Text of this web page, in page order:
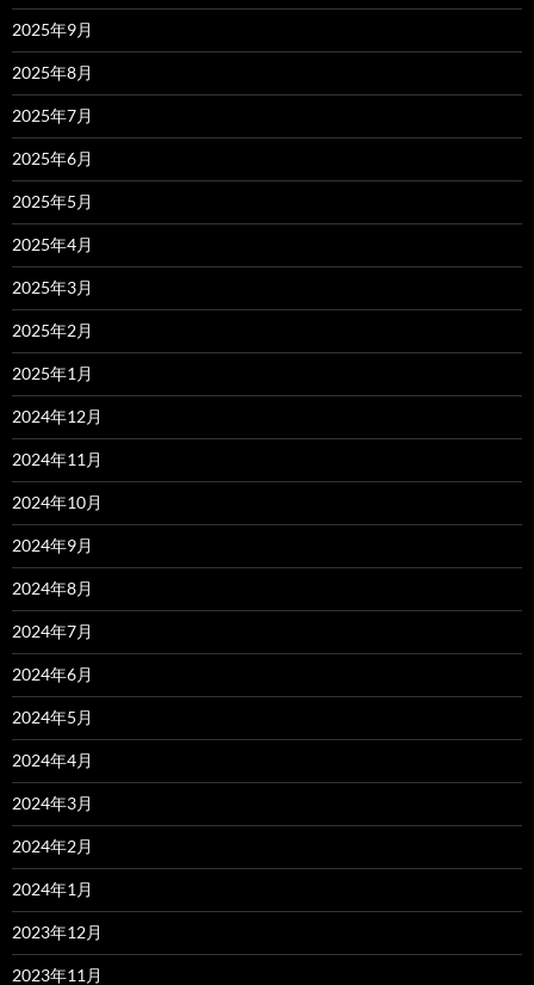
2025年9月
2025年8月
2025年7月
2025年6月
2025年5月
2025年4月
2025年3月
2025年2月
2025年1月
2024年12月
2024年11月
2024年10月
2024年9月
2024年8月
2024年7月
2024年6月
2024年5月
2024年4月
2024年3月
2024年2月
2024年1月
2023年12月
2023年11月